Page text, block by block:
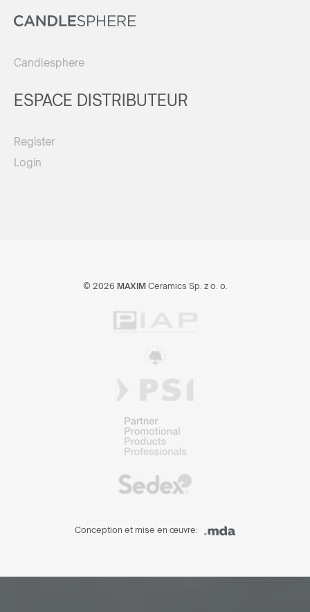
Candlesphere
ESPACE DISTRIBUTEUR
Register
Login
© 2026 MAXIMCeramics Sp. z o. o.
Conception et mise en œuvre: